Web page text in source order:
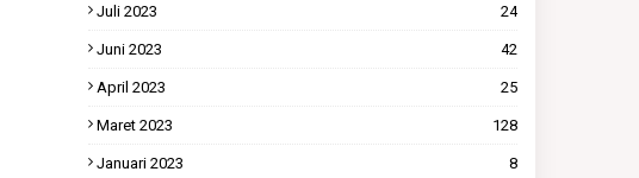
Juli 2023 24
Juni 2023 42
April 2023 25
Maret 2023 128
Januari 2023 8